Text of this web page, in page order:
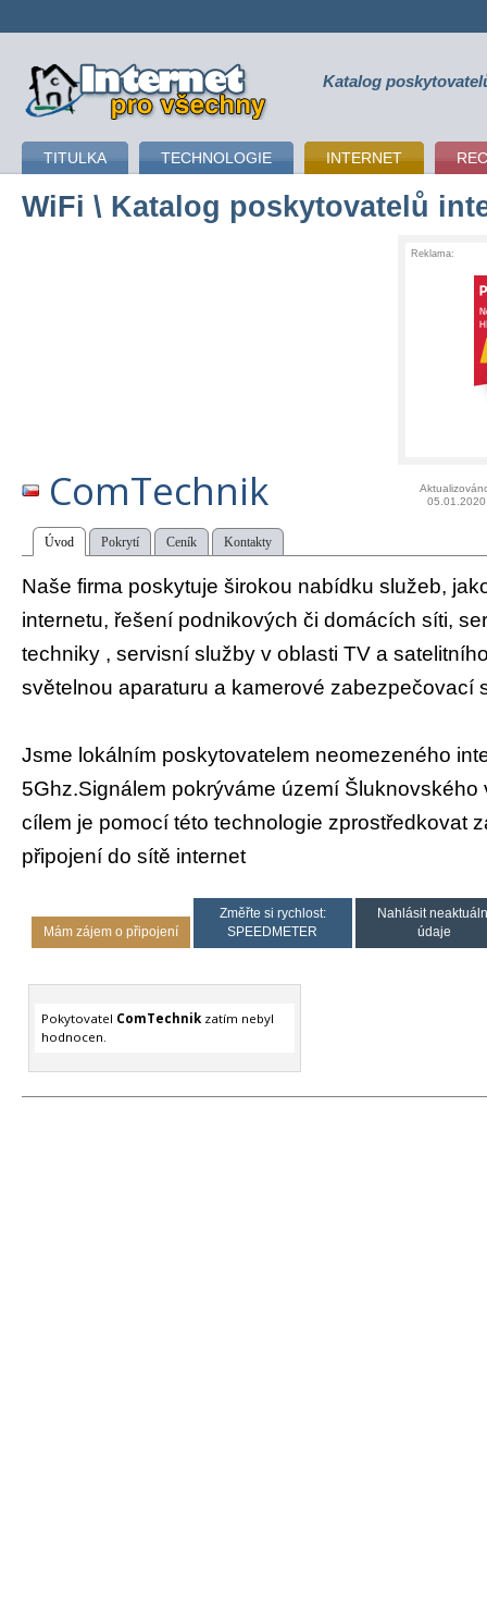
připojení k internetu Katalog
TITULKA TECHNOLOGIE INTERNET
WiFi \ Katalog poskytovatelů
Reklama:
ComTechnik
05.01.2020
Úvod Pokrytí Ceník Kontakty
Naše firma poskytuje širokou nabídku služeb,
internetu, řešení podnikových či domácích síti,
techniky , servisní služby v oblasti TV a
světelnou aparaturu a kamerové zabezpečovací
Jsme lokálním poskytovatelem neomezeného
5Ghz.Signálem pokrýváme území Šluknovského
cílem je pomocí této technologie zprostředkovat
připojení do sítě internet
Mám zájem o připojení
Změřte si rychlost:
SPEEDMETER
Nahlásit
údaje
Pokytovatel ComTechnikzatím nebyl
hodnocen.